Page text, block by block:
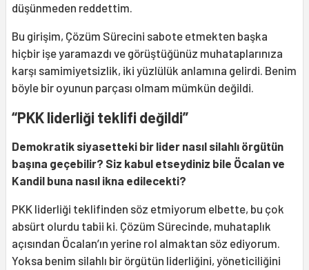
düşünmeden reddettim.
Bu girişim, Çözüm Sürecini sabote etmekten başka
hiçbir işe yaramazdı ve görüştüğünüz muhataplarınıza
karşı samimiyetsizlik, iki yüzlülük anlamına gelirdi. Benim
böyle bir oyunun parçası olmam mümkün değildi.
“PKK liderliği teklifi değildi”
Demokratik siyasetteki bir lider nasıl silahlı örgütün
başına geçebilir? Siz kabul etseydiniz bile Öcalan ve
Kandil buna nasıl ikna edilecekti?
PKK liderliği teklifinden söz etmiyorum elbette, bu çok
absürt olurdu tabii ki. Çözüm Sürecinde, muhataplık
açısından Öcalan’ın yerine rol almaktan söz ediyorum.
Yoksa benim silahlı bir örgütün liderliğini, yöneticiliğini